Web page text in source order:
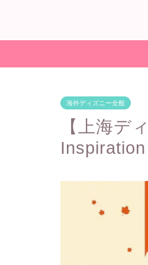
海外ディズニー全般
【上海デ